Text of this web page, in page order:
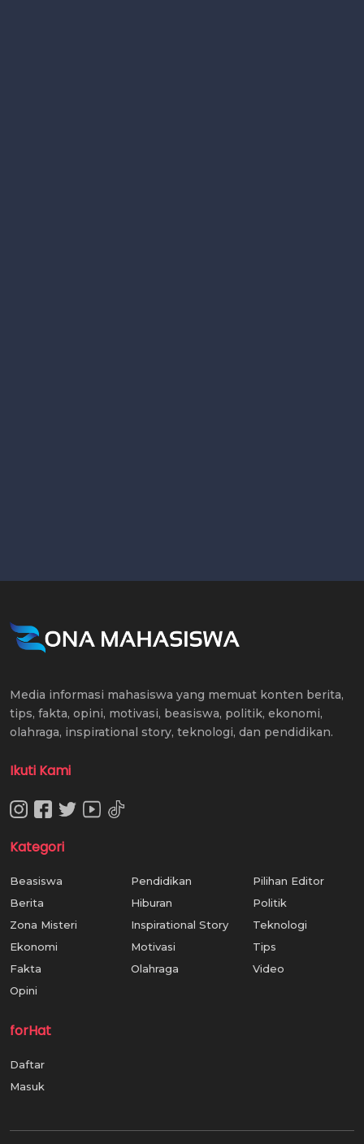
Media informasi mahasiswa yang memuat konten berita,
tips, fakta, opini, motivasi, beasiswa, politik, ekonomi,
olahraga, inspirational story, teknologi, dan pendidikan.
Ikuti Kami
Kategori
Beasiswa
Berita
Zona Misteri
Ekonomi
Fakta
Opini
Pendidikan
Hiburan
Inspirational Story
Motivasi
Olahraga
Pilihan Editor
Politik
Teknologi
Tips
Video
forHat
Daftar
Masuk